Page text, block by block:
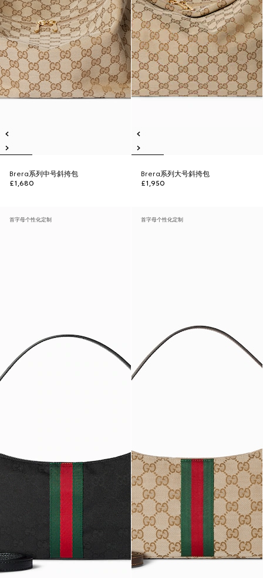
Brera系列中号斜挎包
£1,680
Brera系列大号斜挎包
£1,950
首字母个性化定制 首字母个性化定制